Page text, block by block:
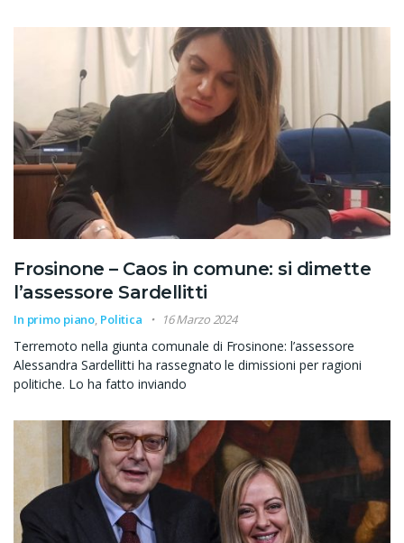
Frosinone – Caos in comune: si dimette
l’assessore Sardellitti
In primo piano, Politica 16 Marzo 2024
Terremoto nella giunta comunale di Frosinone: l’assessore
Alessandra Sardellitti ha rassegnato le dimissioni per ragioni
politiche. Lo ha fatto inviando